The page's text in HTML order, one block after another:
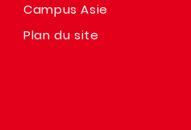
Campus Asie
Plan du site